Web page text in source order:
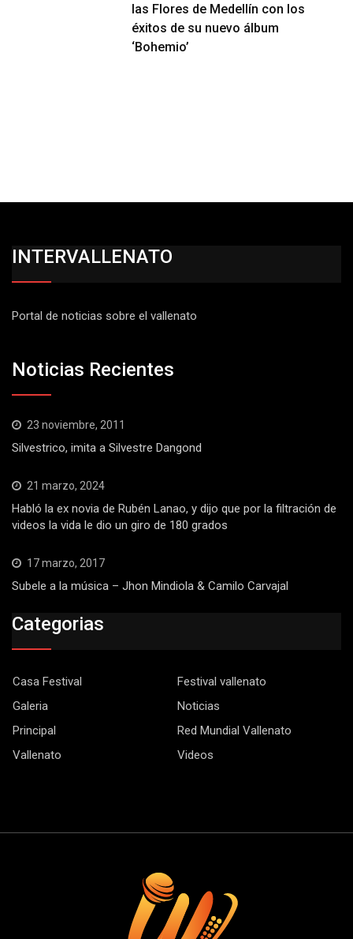
las Flores de Medellín con los
éxitos de su nuevo álbum
‘Bohemio’
INTERVALLENATO
Portal de noticias sobre el vallenato
Noticias Recientes
23 noviembre, 2011
Silvestrico, imita a Silvestre Dangond
21 marzo, 2024
Habló la ex novia de Rubén Lanao, y dijo que por la filtración de
videos la vida le dio un giro de 180 grados
17 marzo, 2017
Subele a la música – Jhon Mindiola & Camilo Carvajal
Categorias
Casa Festival
Festival vallenato
Galeria
Noticias
Principal
Red Mundial Vallenato
Vallenato
Videos